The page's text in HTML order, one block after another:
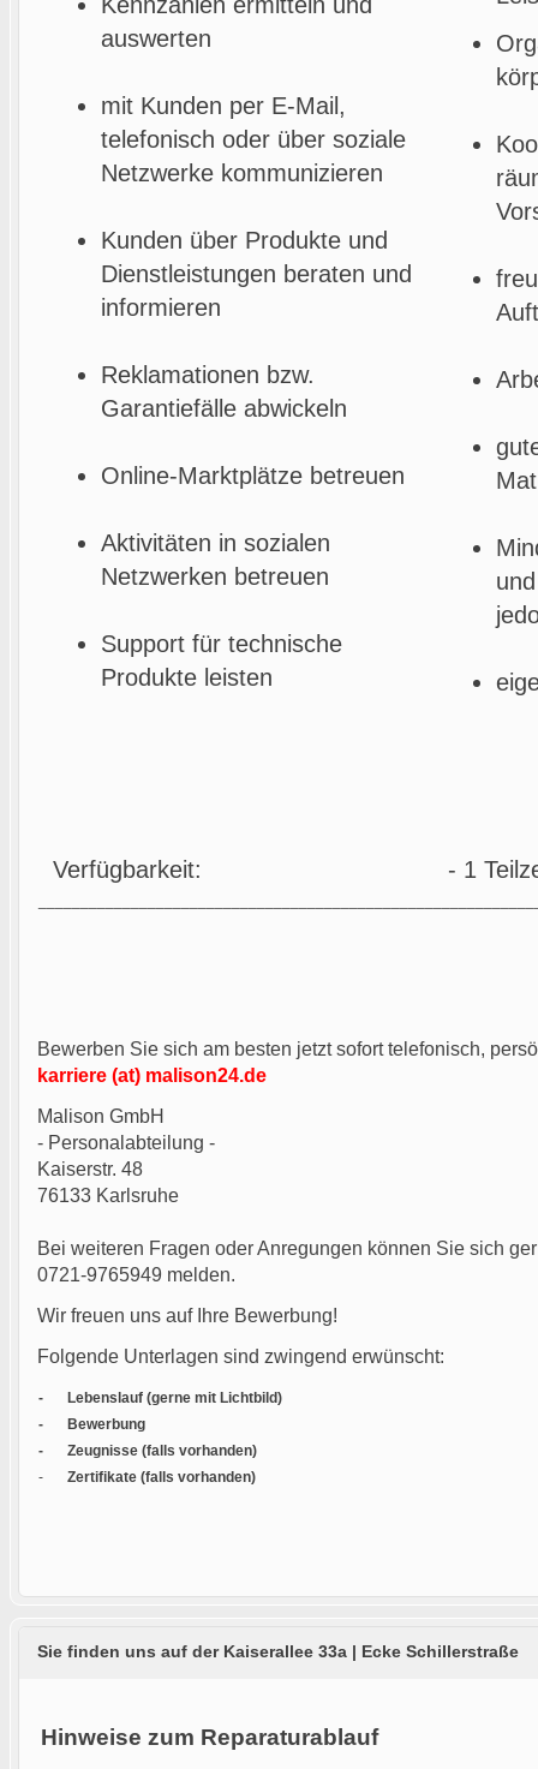
auswerten
mit Kunden per E-Mail,
telefonisch oder über soziale
Netzwerke kommunizieren
Kunden über Produkte und
Dienstleistungen beraten und
informieren
Reklamationen bzw.
Garantiefälle abwickeln
Online-Marktplätze betreuen
Aktivitäten in sozialen
Netzwerken betreuen
Support für technische
Produkte leisten
Verfügbarkeit: - 1
Bewerben Sie sich am besten jetzt sofort telefonisch,
karriere (at) malison24.de
Malison GmbH
- Personalabteilung -
Kaiserstr. 48
76133 Karlsruhe
Bei weiteren Fragen oder Anregungen können Sie sich
0721-9765949 melden.
Wir freuen uns auf Ihre Bewerbung!
Folgende Unterlagen sind zwingend erwünscht:
-
Lebenslauf (gerne mit Lichtbild)
-
Bewerbung
-
Zeugnisse (falls vorhanden)
-
Zertifikate (falls vorhanden)
Sie finden uns auf der Kaiserallee 33a | Ecke Schillerstraße
Hinweise zum Reparaturablauf